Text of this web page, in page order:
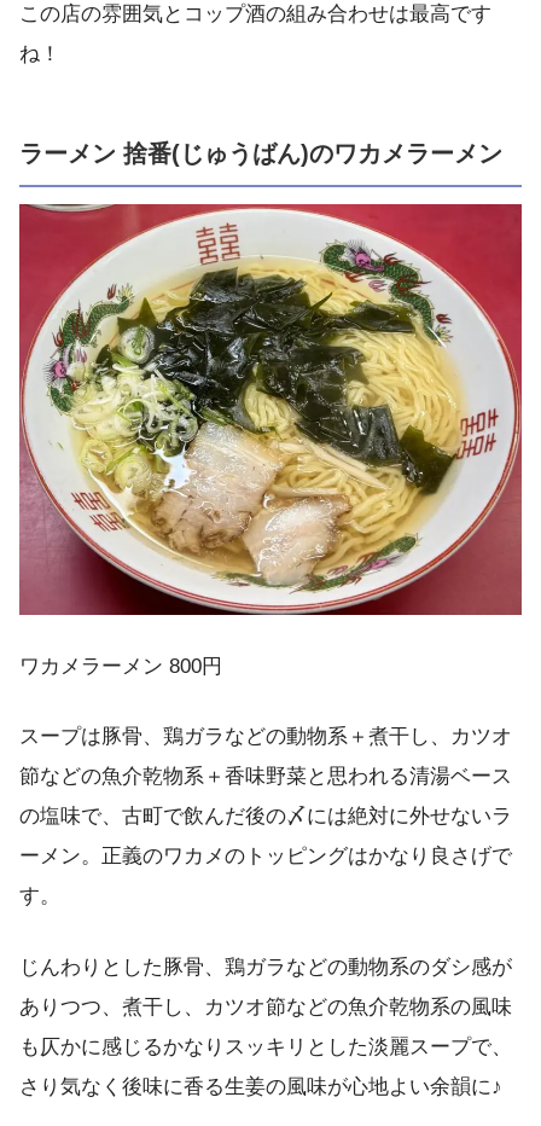
この店の雰囲気とコップ酒の組み合わせは最高です
ね！
ラーメン 捨番(じゅうばん)のワカメラーメン
ワカメラーメン 800円
スープは豚骨、鶏ガラなどの動物系＋煮干し、カツオ
節などの魚介乾物系＋香味野菜と思われる清湯ベース
の塩味で、古町で飲んだ後の〆には絶対に外せないラ
ーメン。正義のワカメのトッピングはかなり良さげで
す。
じんわりとした豚骨、鶏ガラなどの動物系のダシ感が
ありつつ、煮干し、カツオ節などの魚介乾物系の風味
も仄かに感じるかなりスッキリとした淡麗スープで、
さり気なく後味に香る生姜の風味が心地よい余韻に♪